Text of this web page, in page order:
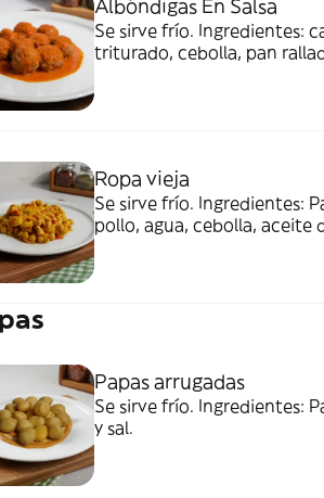
Albóndigas En Salsa
Se sirve frío. Ingredientes:
triturado, cebolla, pan
Ropa vieja
Se sirve frío. Ingredientes:
pollo, agua, cebolla, aceite
Papas arrugadas
Se sirve frío. Ingredientes:
y sal.